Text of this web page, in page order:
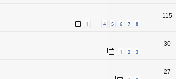
1 … 4 5 6 7 8
115
1 2 3
30
27